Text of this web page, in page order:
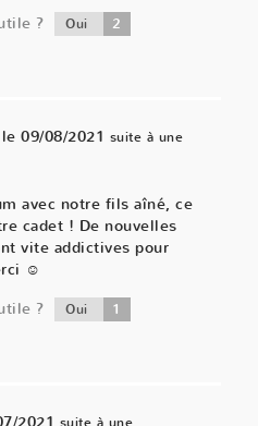
?
Oui 2
09/08/2021 suite à une
avec notre fils aîné, ce
cadet ! De nouvelles
vite addictives pour
☺️
?
Oui 1
2021 suite à une